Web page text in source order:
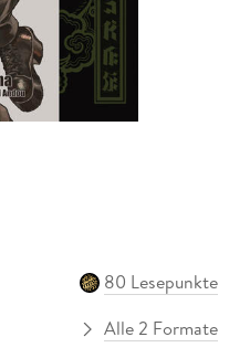
80 Lesepunkte
Alle 2 Formate